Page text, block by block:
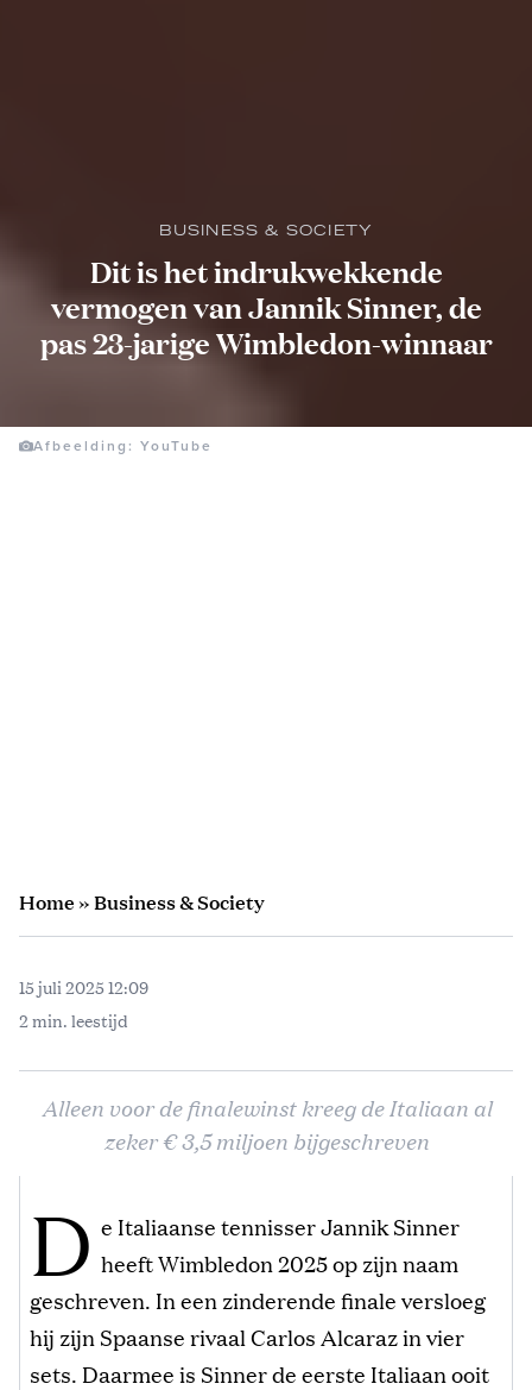
BUSINESS & SOCIETY
Dit is het indrukwekkende
vermogen van Jannik Sinner, de
pas 23-jarige Wimbledon-winnaar
Afbeelding: YouTube
Home»Business & Society
15 juli 2025 12:09
2 min. leestijd
Alleen voor de finalewinst kreeg de Italiaan al
zeker € 3,5 miljoen bijgeschreven
D e Italiaanse tennisser Jannik Sinner
heeft Wimbledon 2025 op zijn naam
geschreven. In een zinderende finale versloeg
hij zijn Spaanse rivaal Carlos Alcaraz in vier
sets. Daarmee is Sinner de eerste Italiaan ooit